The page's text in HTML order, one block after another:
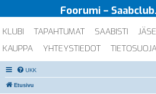
Foorumi –
KLUBI TAPAHTUMAT SAABISTI
KAUPPA
YHTEYSTIEDOT
UKK
Etusivu